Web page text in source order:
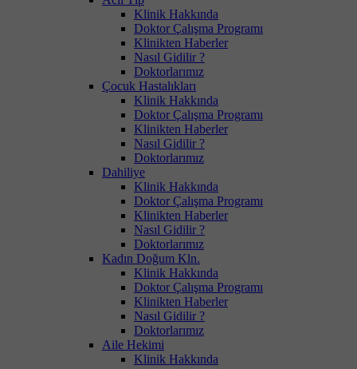
Klinik Hakkında
Doktor Çalışma Programı
Klinikten Haberler
Nasıl Gidilir ?
Doktorlarımız
Çocuk Hastalıkları
Klinik Hakkında
Doktor Çalışma Programı
Klinikten Haberler
Nasıl Gidilir ?
Doktorlarımız
Dahiliye
Klinik Hakkında
Doktor Çalışma Programı
Klinikten Haberler
Nasıl Gidilir ?
Doktorlarımız
Kadın Doğum Kln.
Klinik Hakkında
Doktor Çalışma Programı
Klinikten Haberler
Nasıl Gidilir ?
Doktorlarımız
Aile Hekimi
Klinik Hakkında